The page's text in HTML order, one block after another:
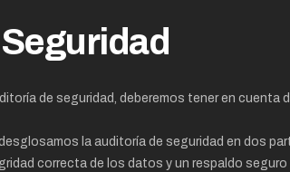
de seguridad, deberemos tener en
la auditoría de seguridad en dos
correcta de los datos y un respaldo